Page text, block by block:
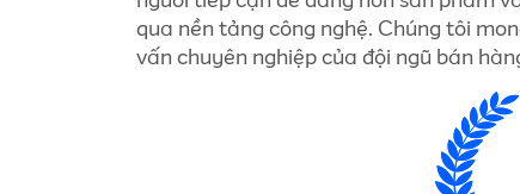
qua nền tảng công nghệ. Chúng tôi
vấn chuyên nghiệp của đội ngũ bán